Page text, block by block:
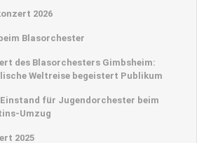
2026
Blasorchester
des Blasorchesters Gimbsheim:
Weltreise begeistert Publikum
für Jugendorchester beim
Umzug
2025